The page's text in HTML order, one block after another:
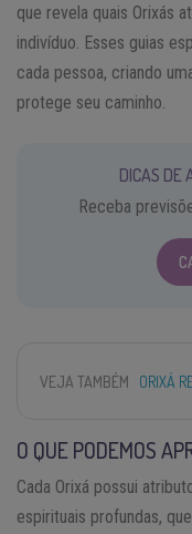
que revela quais Orixás
indivíduo. Esses guias
cada pessoa, criando
protege seu caminho.
DICAS DE
Receba
VEJA TAMBÉM ORIXÁ
O QUE PODEMOS
Cada Orixá possui
espirituais profundas,